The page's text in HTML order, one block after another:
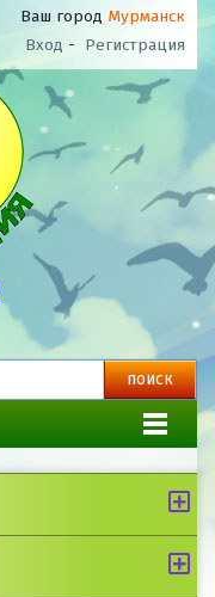
Ваш город Мурманск
Вход - Регистрация